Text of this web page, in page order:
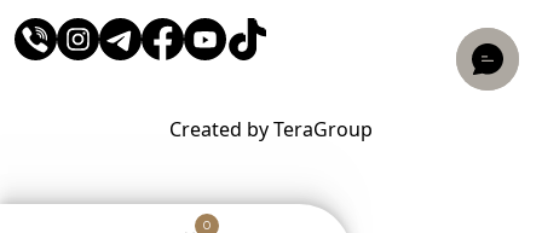
Created by TeraGroup
0